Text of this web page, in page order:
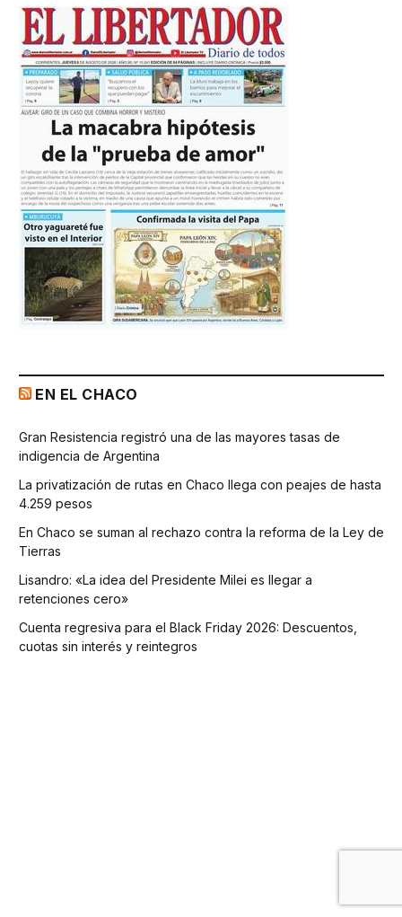
EN EL CHACO
Gran Resistencia registró una de las mayores tasas de
indigencia de Argentina
La privatización de rutas en Chaco llega con peajes de hasta
4.259 pesos
En Chaco se suman al rechazo contra la reforma de la Ley de
Tierras
Lisandro: «La idea del Presidente Milei es llegar a
retenciones cero»
Cuenta regresiva para el Black Friday 2026: Descuentos,
cuotas sin interés y reintegros